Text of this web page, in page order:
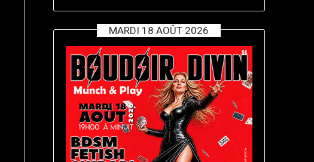
MARDI 18 AOÛT 2026